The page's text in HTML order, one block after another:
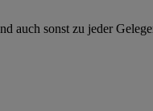
auch sonst zu jeder